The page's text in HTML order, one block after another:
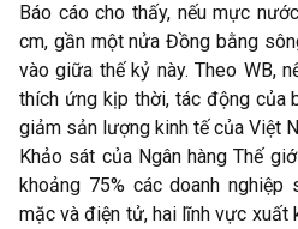
Báo cáo cho thấy, nếu mực
cm, gần một nửa Đồng bằng
vào giữa thế kỷ này. Theo WB,
thích ứng kịp thời, tác động của
giảm sản lượng kinh tế của Việt
Khảo sát của Ngân hàng Thế
khoảng 75% các doanh nghiệp
mặc và điện tử, hai lĩnh vực xuất